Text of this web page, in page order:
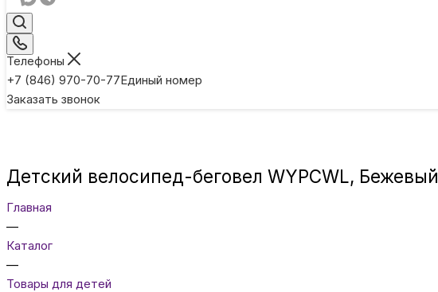
Телефоны
+7 (846) 970-70-77Единый номер
Заказать звонок
Детский велосипед-беговел WYPCWL, Бежевый
Главная
—
Каталог
—
Товары для детей